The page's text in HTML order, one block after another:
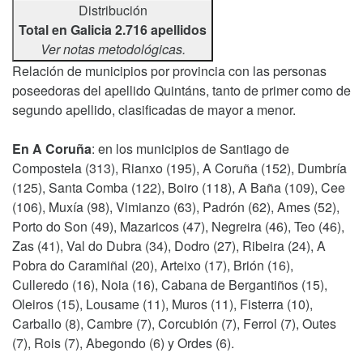
Distribución
Total en Galicia 2.716 apellidos
Ver notas metodológicas.
Relación de municipios por provincia con las personas
poseedoras del apellido Quintáns, tanto de primer como de
segundo apellido, clasificadas de mayor a menor.
En A Coruña: en los municipios de Santiago de
Compostela (313), Rianxo (195), A Coruña (152), Dumbría
(125), Santa Comba (122), Boiro (118), A Baña (109), Cee
(106), Muxía (98), Vimianzo (63), Padrón (62), Ames (52),
Porto do Son (49), Mazaricos (47), Negreira (46), Teo (46),
Zas (41), Val do Dubra (34), Dodro (27), Ribeira (24), A
Pobra do Caramiñal (20), Arteixo (17), Brión (16),
Culleredo (16), Noia (16), Cabana de Bergantiños (15),
Oleiros (15), Lousame (11), Muros (11), Fisterra (10),
Carballo (8), Cambre (7), Corcubión (7), Ferrol (7), Outes
(7), Rois (7), Abegondo (6) y Ordes (6).